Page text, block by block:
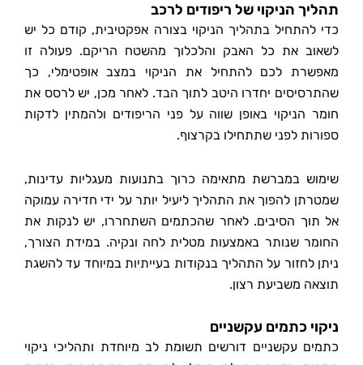
הניקוי של ריפודים לרכב
בתהליך הניקוי בצורה אפקטיבית, קודם כל יש
את כל האבק והלכלוך מהשטח הריקם. פעולה זו
לכם להתחיל את הניקוי במצב אופטימלי, כך
יחדרו היטב לתוך הבד. לאחר מכן, יש לרסס את
הניקוי באופן שווה על פני הריפודים ולהמתין לדקות
לפני שתתחילו בקרצוף.
במברשת מתאימה כרוך בתנועות מעגליות עדינות,
להפוך את התהליך ליעיל יותר על ידי חדירה עמוקה
הסיבים. לאחר שהכתמים השתחררו, יש לנקות את
שנותר באמצעות מטלית לחה ונקיה. במידת הצורך,
לחזור על התהליך בנקודות בעייתיות במיוחד עד להשגת
משביעת רצון.
כתמים עקשניים
עקשניים דורשים תשומת לב מיוחדת ותהליכי ניקוי